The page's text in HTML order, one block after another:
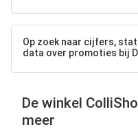
Op zoek naar cijfers,
data over promoties bij
De winkel
meer